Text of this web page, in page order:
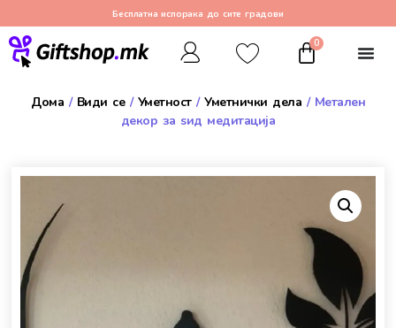
Бесплатна испорака до сите градови
0
Дома / Види се/ Уметност/ Уметнички дела / Метален
декор за ѕид медитација